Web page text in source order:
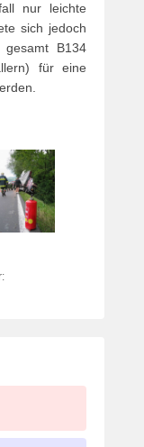
nur leichte
sich jedoch
gesamt B134
für eine